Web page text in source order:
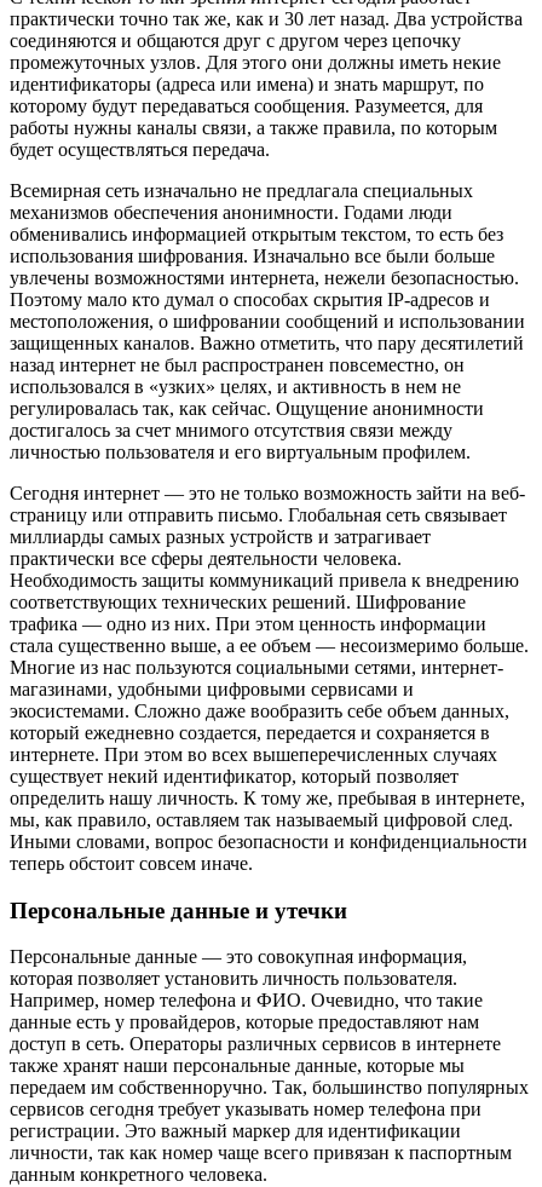
практически точно так же, как и 30 лет назад. Два устройства
соединяются и общаются друг с другом через цепочку
промежуточных узлов. Для этого они должны иметь некие
идентификаторы (адреса или имена) и знать маршрут, по
которому будут передаваться сообщения. Разумеется, для
работы нужны каналы связи, а также правила, по которым
будет осуществляться передача.
Всемирная сеть изначально не предлагала специальных
механизмов обеспечения анонимности. Годами люди
обменивались информацией открытым текстом, то есть без
использования шифрования. Изначально все были больше
увлечены возможностями интернета, нежели безопасностью.
Поэтому мало кто думал о способах скрытия IP-адресов и
местоположения, о шифровании сообщений и использовании
защищенных каналов. Важно отметить, что пару десятилетий
назад интернет не был распространен повсеместно, он
использовался в «узких» целях, и активность в нем не
регулировалась так, как сейчас. Ощущение анонимности
достигалось за счет мнимого отсутствия связи между
личностью пользователя и его виртуальным профилем.
Сегодня интернет — это не только возможность зайти на веб-
страницу или отправить письмо. Глобальная сеть связывает
миллиарды самых разных устройств и затрагивает
практически все сферы деятельности человека.
Необходимость защиты коммуникаций привела к внедрению
соответствующих технических решений. Шифрование
трафика — одно из них. При этом ценность информации
стала существенно выше, а ее объем — несоизмеримо больше.
Многие из нас пользуются социальными сетями, интернет-
магазинами, удобными цифровыми сервисами и
экосистемами. Сложно даже вообразить себе объем данных,
который ежедневно создается, передается и сохраняется в
интернете. При этом во всех вышеперечисленных случаях
существует некий идентификатор, который позволяет
определить нашу личность. К тому же, пребывая в интернете,
мы, как правило, оставляем так называемый цифровой след.
Иными словами, вопрос безопасности и конфиденциальности
теперь обстоит совсем иначе.
Персональные данные и утечки
Персональные данные — это совокупная информация,
которая позволяет установить личность пользователя.
Например, номер телефона и ФИО. Очевидно, что такие
данные есть у провайдеров, которые предоставляют нам
доступ в сеть. Операторы различных сервисов в интернете
также хранят наши персональные данные, которые мы
передаем им собственноручно. Так, большинство популярных
сервисов сегодня требует указывать номер телефона при
регистрации. Это важный маркер для идентификации
личности, так как номер чаще всего привязан к паспортным
данным конкретного человека.